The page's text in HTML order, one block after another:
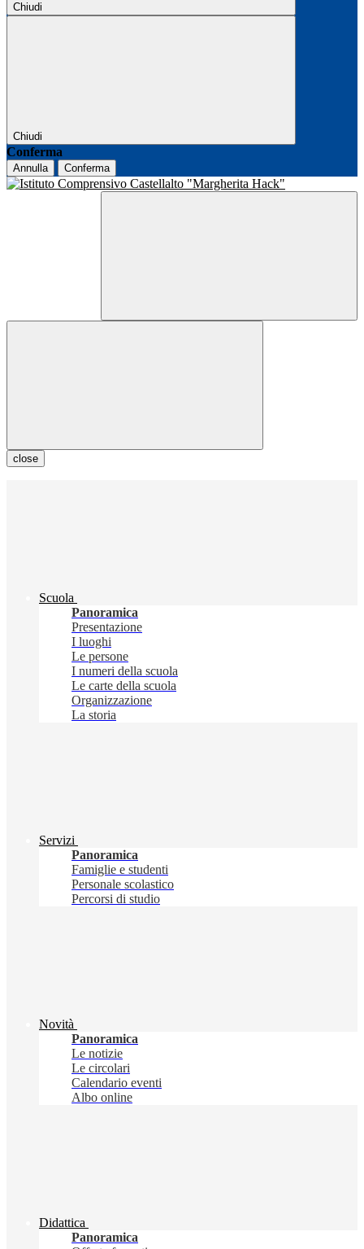
Chiudi
Chiudi
Conferma
Annulla Conferma
close
Scuola
Panoramica
Presentazione
I luoghi
Le persone
I numeri della scuola
Le carte della scuola
Organizzazione
La storia
Servizi
Panoramica
Famiglie e studenti
Personale scolastico
Percorsi di studio
Novità
Panoramica
Le notizie
Le circolari
Calendario eventi
Albo online
Didattica
Panoramica